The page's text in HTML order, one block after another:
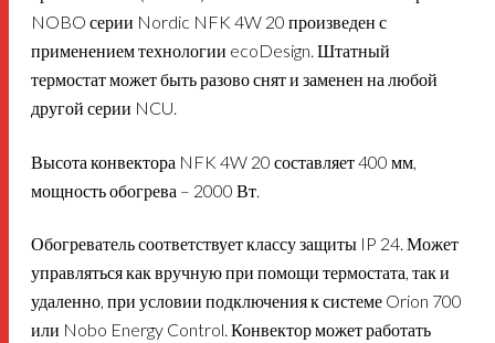
NOBO серии Nordic NFK 4W 20 произведен с
применением технологии ecoDesign. Штатный
термостат может быть разово снят и заменен на любой
другой серии NCU.
Высота конвектора NFK 4W 20 составляет 400 мм,
мощность обогрева – 2000 Вт.
Обогреватель соответствует классу защиты IP 24. Может
управляться как вручную при помощи термостата, так и
удаленно, при условии подключения к системе Orion 700
или Nobo Energy Control. Конвектор может работать